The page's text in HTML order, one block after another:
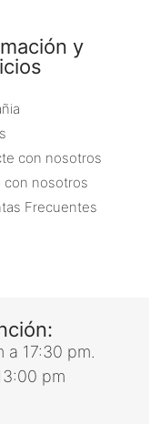
y
con nosotros
con nosotros
Frecuentes
a 17:30 pm.
pm